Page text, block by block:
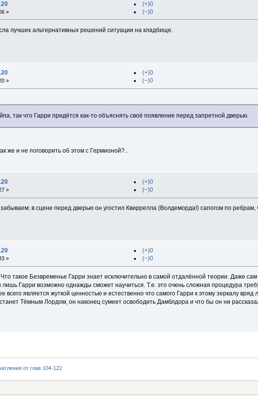
»
(+)0
(−)0
лучших альтернативных решений ситуации на кладбище.
»
(+)0
(−)0
так что Гарри придётся как-то объяснять своё появление перед запретной дверью.
же и не поговорить об этом с Гермионой?..
»
(+)0
(−)0
в сцене перед дверью он угостил Квиррелла (Волдеморда!) сапогом по ребрам,
»
(+)0
(−)0
такое Безвременье Гарри знает исключительно в самой отдалённой теории. Даже
лишь Гарри возможно однажды сможет научиться. Т.е. это очень сложная процедура
всего является жуткой ценностью и естественно что самого Гарри к этому зеркалу вряд
Тёмным Лордом, он наконец сумеет освободить Дамблдора и что бы он ни
от глав 104-122